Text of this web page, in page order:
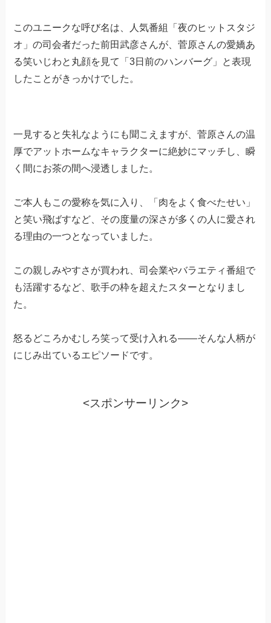
このユニークな呼び名は、人気番組「夜のヒットスタジ
オ」の司会者だった前田武彦さんが、菅原さんの愛嬌あ
る笑いじわと丸顔を見て「3日前のハンバーグ」と表現
したことがきっかけでした。
一見すると失礼なようにも聞こえますが、菅原さんの温
厚でアットホームなキャラクターに絶妙にマッチし、瞬
く間にお茶の間へ浸透しました。
ご本人もこの愛称を気に入り、「肉をよく食べたせい」
と笑い飛ばすなど、その度量の深さが多くの人に愛され
る理由の一つとなっていました。
この親しみやすさが買われ、司会業やバラエティ番組で
も活躍するなど、歌手の枠を超えたスターとなりまし
た。
怒るどころかむしろ笑って受け入れる——そんな人柄が
にじみ出ているエピソードです。
<スポンサーリンク>